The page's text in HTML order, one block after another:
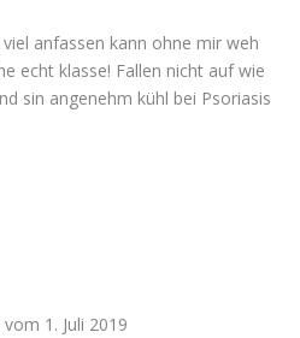
anfassen kann ohne mir weh
echt klasse! Fallen nicht auf wie
sin angenehm kühl bei Psoriasis
1. Juli 2019